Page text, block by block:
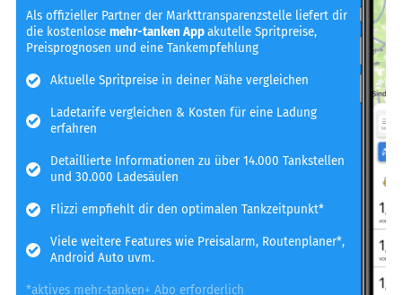
Als offizieller Partner der Markttransparenzstelle liefert dir
die kostenlosemehr-tanken Appakutelle Spritpreise,
Preisprognosen und eine Tankempfehlung
Aktuelle Spritpreise in deiner Nähe vergleichen
Ladetarife vergleichen & Kosten für eine Ladung
erfahren
Detaillierte Informationen zu über 14.000 Tankstellen
und 30.000 Ladesäulen
Flizzi empfiehlt dir den optimalen Tankzeitpunkt*
Viele weitere Features wie Preisalarm, Routenplaner*,
Android Auto uvm.
*aktives mehr-tanken+ Abo erforderlich